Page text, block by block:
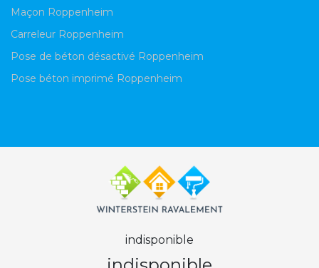
Maçon Roppenheim
Carreleur Roppenheim
Pose de béton désactivé Roppenheim
Pose béton imprimé Roppenheim
indisponible